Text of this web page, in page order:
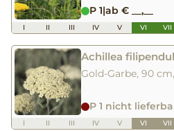
P 1|ab € __,__
I II III IV V VI VII
Achillea
Gold-Garbe, 90
P 1 nicht
I II III IV V VI VII